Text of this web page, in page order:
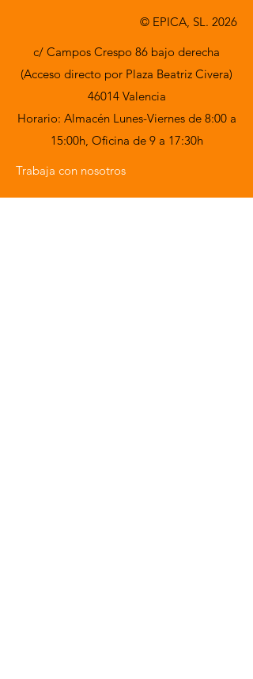
© EPICA, SL. 2026
c/ Campos Crespo 86 bajo derecha
(Acceso directo por Plaza Beatriz Civera)
46014 Valencia
Horario: Almacén Lunes-Viernes de 8:00 a
15:00h, Oficina de 9 a 17:30h
Trabaja con nosotros